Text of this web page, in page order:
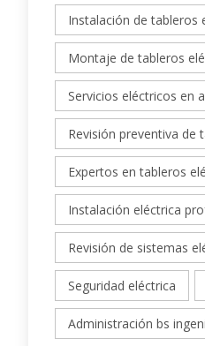
Instalación de tableros
Montaje de tableros
Servicios eléctricos en
Revisión preventiva de
Expertos en tableros
Instalación eléctrica
Revisión de sistemas
Seguridad eléctrica
Administración bs